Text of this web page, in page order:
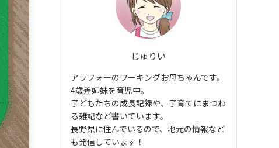
じゅりい
アラフォーのワーキングお母ちゃんです。
4歳差姉妹を育児中。
子どもたちの成長記録や、子育てにまつわ
る雑記など書いています。
長野県に住んでいるので、地元の情報など
も発信しています！